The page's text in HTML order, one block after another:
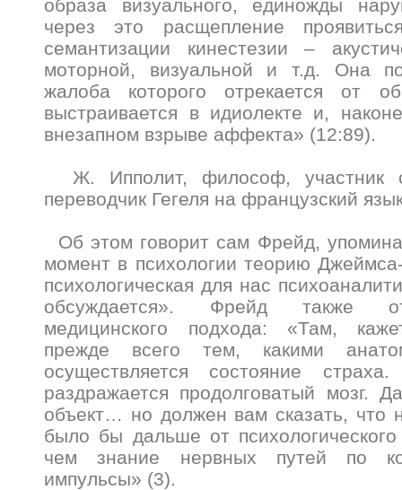
образа визуального, единожды
через это расщепление
семантизации кинестезии –
моторной, визуальной и т.д. Она
жалоба которого отрекается от
выстраивается в идиолекте и,
внезапном взрыве аффекта» (12:89).
Ж. Ипполит, философ, участник
переводчик Гегеля на французский
Об этом говорит сам Фрейд,
момент в психологии теорию
психологическая для нас
обсуждается». Фрейд также
медицинского подхода: «Там,
прежде всего тем, какими
осуществляется состояние
раздражается продолговатый мозг.
объект… но должен вам сказать, что
было бы дальше от
чем знание нервных путей по
импульсы» (3).